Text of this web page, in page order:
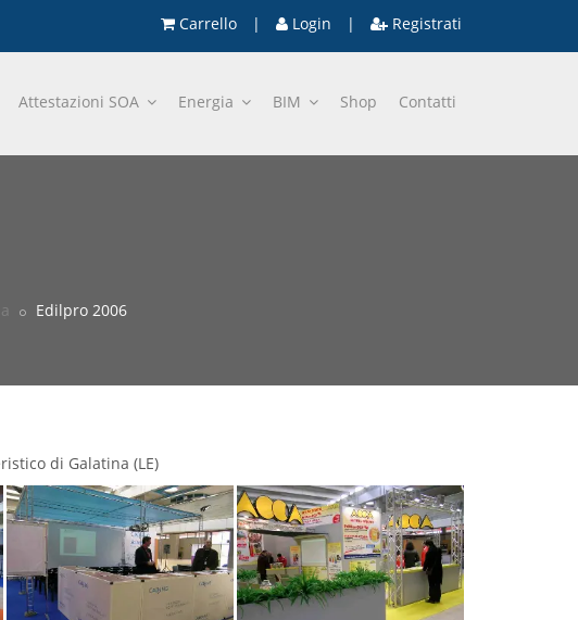
Carrello | Login | Registrati
Attestazioni SOA Energia BIM Shop Contatti
Edilpro 2006
di Galatina (LE)